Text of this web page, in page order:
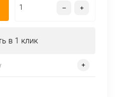
в 1 клик